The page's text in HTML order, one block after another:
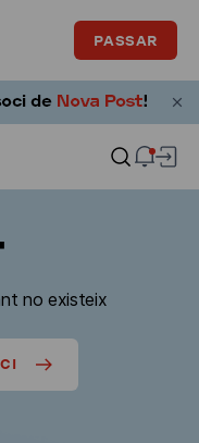
PASSAR
no existeix